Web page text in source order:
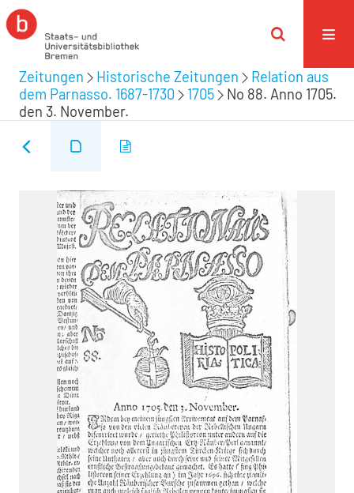
Zeitungen Historische Zeitungen
Relation aus
dem Parnasso. 1687-1730
1705
No 88. Anno 1705.
den 3. November.